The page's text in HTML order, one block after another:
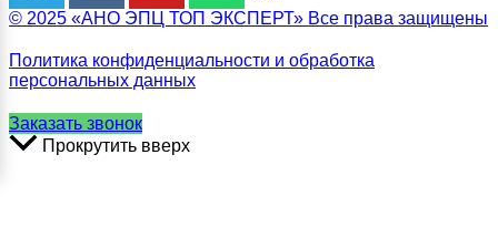
© 2025 «АНО ЭПЦ ТОП ЭКСПЕРТ» Все права защищены
Политика конфиденциальности и обработка
персональных данных
Заказать звонок
Прокрутить вверх